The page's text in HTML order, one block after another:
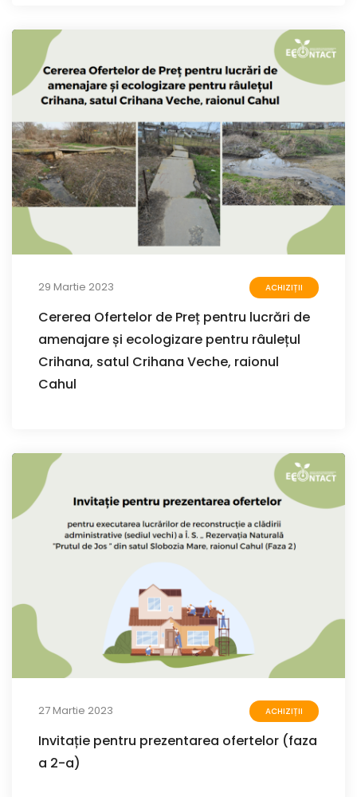
29 Martie 2023 ACHIZIȚII
Cererea Ofertelor de Preț pentru lucrări de
amenajare și ecologizare pentru râulețul
Crihana, satul Crihana Veche, raionul
Cahul
27 Martie 2023 ACHIZIȚII
Invitație pentru prezentarea ofertelor (faza
a 2-a)